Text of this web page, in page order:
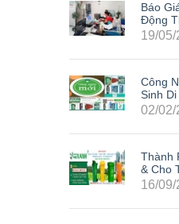
Báo
Động
Nhất
19/
Công
Sinh
Xanh
02/02/
Thành
& Cho
Động
Nước:
16/